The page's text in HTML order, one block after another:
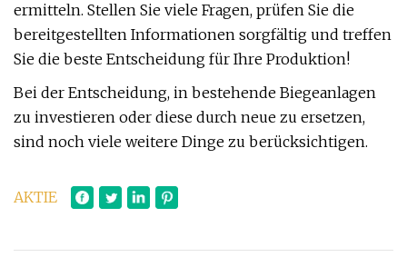
ermitteln. Stellen Sie viele Fragen, prüfen Sie die
bereitgestellten Informationen sorgfältig und treffen
Sie die beste Entscheidung für Ihre Produktion!
Bei der Entscheidung, in bestehende Biegeanlagen
zu investieren oder diese durch neue zu ersetzen,
sind noch viele weitere Dinge zu berücksichtigen.
AKTIE